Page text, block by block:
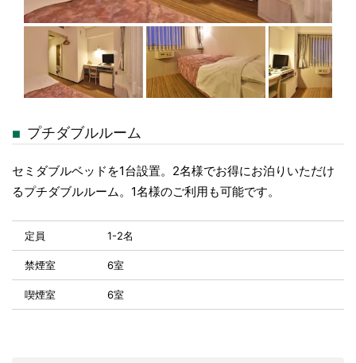
プチダブルルーム
セミダブルベッドを1台設置。2名様でお得にお泊りいただけ
るプチダブルルーム。1名様のご利用も可能です。
定員 1-2名
禁煙室 6室
喫煙室 6室